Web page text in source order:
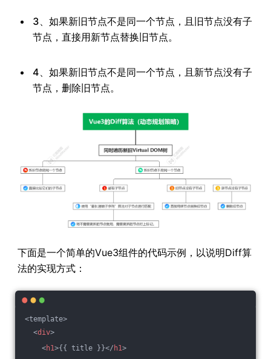
3、如果新旧节点不是同一个节点，且旧节点没有子
节点，直接用新节点替换旧节点。
4、如果新旧节点不是同一个节点，且新节点没有子
节点，删除旧节点。
下面是一个简单的Vue3组件的代码示例，以说明Diff算
法的实现方式：
<template>
<div>
<h1>{{ title }}</ h1>